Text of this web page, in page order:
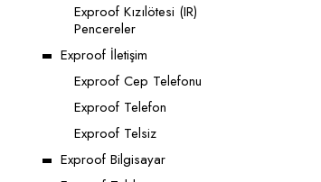
Exproof Kızılötesi (IR)
Pencereler
Exproof İletişim
Exproof Cep Telefonu
Exproof Telefon
Exproof Telsiz
Exproof Bilgisayar